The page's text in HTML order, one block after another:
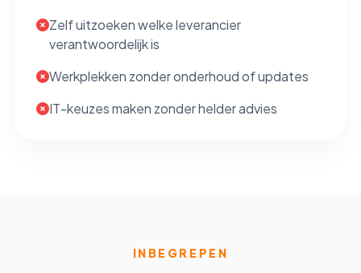
Zelf uitzoeken welke leverancier
verantwoordelijk is
Werkplekken zonder onderhoud of updates
IT-keuzes maken zonder helder advies
INBEGREPEN